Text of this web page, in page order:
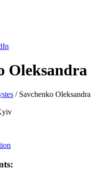
Oleksandra
/ Savchenko Oleksandra